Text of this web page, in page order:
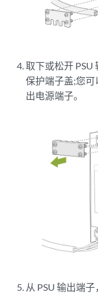
取下或松开
保护端子盖;您可
出电源端子。
从 PSU 输出端